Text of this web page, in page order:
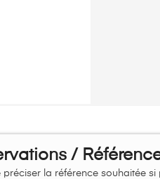
/
préciser la référence souhaitée